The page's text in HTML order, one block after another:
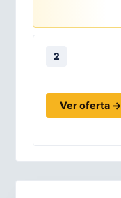
2
Ver oferta →